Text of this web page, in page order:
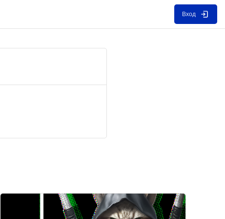
Вход
Изображение курса" Пыточная